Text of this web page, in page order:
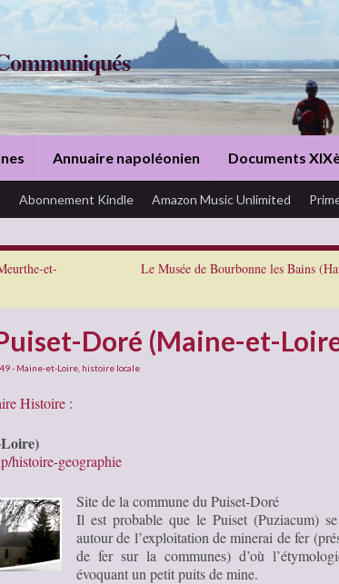
Annuaire napoléonien Documents
Abonnement Kindle Amazon Music Unlimited
et-
Le Musée de Bourbonne les Bains
Doré (Maine-et-
49 - Maine-et-Loire histoire locale
Histoire :
histoire-geographie
Site de la commune du Puiset-Doré
Il est probable que le Puiset (Puziacum)
autour de l’exploitation de minerai de fer
de fer sur la communes) d’où
évoquant un petit puits de mine.